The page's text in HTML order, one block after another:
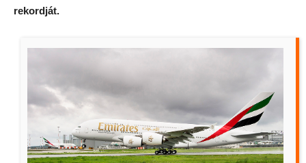
rekordját.